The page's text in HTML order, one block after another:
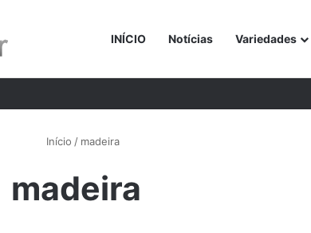
INÍCIO Notícias Variedades
Início / madeira
madeira